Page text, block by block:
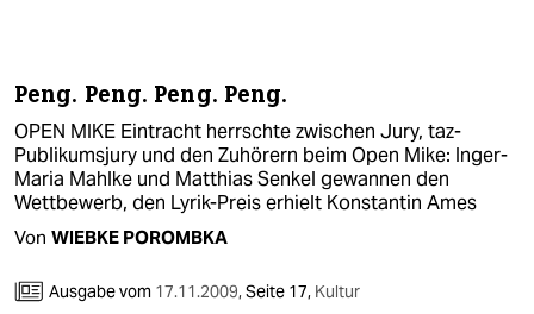
Peng. Peng. Peng. Peng.
OPEN MIKE Eintracht herrschte zwischen Jury, taz-
Publikumsjury und den Zuhörern beim Open Mike: Inger-
Maria Mahlke und Matthias Senkel gewannen den
Wettbewerb, den Lyrik-Preis erhielt Konstantin Ames
Von WIEBKE POROMBKA
Ausgabe vom 17.11.2009,Seite 17, Kultur